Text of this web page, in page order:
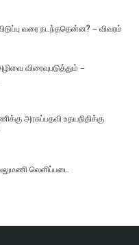
வரை நடந்ததென்ன? – விவரம்
விரைவுபடுத்தும் –
அரசுப்பதவி உதயநிதிக்கு
வெளிப்படை